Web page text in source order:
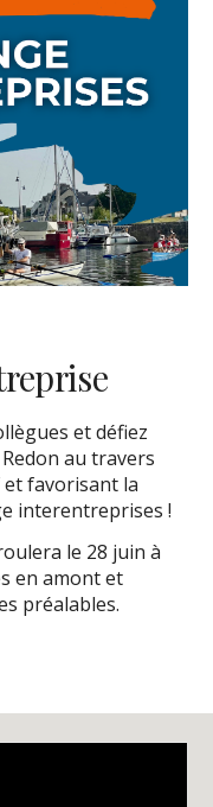
et défiez
au travers
favorisant la
interentreprises !
le 28 juin à
en amont et
préalables.